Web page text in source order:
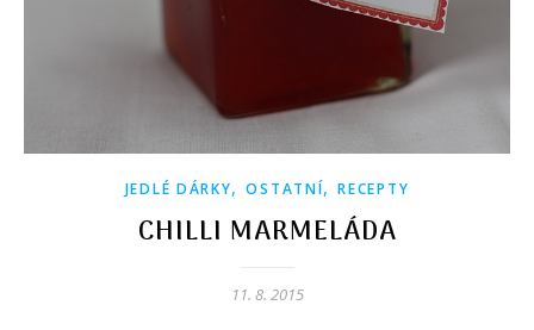
JEDLÉ DÁRKY,OSTATNÍ,RECEPTY
CHILLI MARMELÁDA
11. 8. 2015